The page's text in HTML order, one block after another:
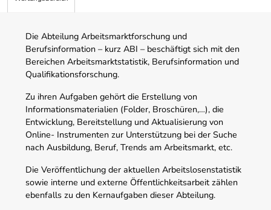
Die Abteilung Arbeitsmarktforschung und
Berufsinformation – kurz ABI – beschäftigt sich mit den
Bereichen Arbeitsmarktstatistik, Berufsinformation und
Qualifikationsforschung.
Zu ihren Aufgaben gehört die Erstellung von
Informationsmaterialien (Folder, Broschüren,…), die
Entwicklung, Bereitstellung und Aktualisierung von
Online- Instrumenten zur Unterstützung bei der Suche
nach Ausbildung, Beruf, Trends am Arbeitsmarkt, etc.
Die Veröffentlichung der aktuellen Arbeitslosenstatistik
sowie interne und externe Öffentlichkeitsarbeit zählen
ebenfalls zu den Kernaufgaben dieser Abteilung.